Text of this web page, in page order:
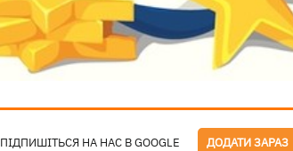
ПІДПИШІТЬСЯ НА НАС В GOOGLE ДОДАТИ ЗАРАЗ